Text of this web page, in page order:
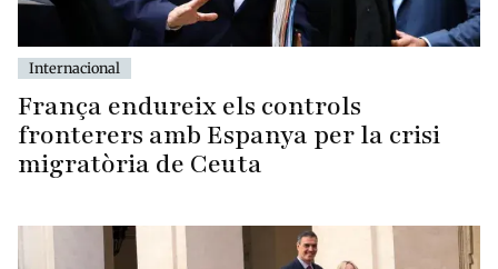
Internacional
França endureix els controls
fronterers amb Espanya per la crisi
migratòria de Ceuta